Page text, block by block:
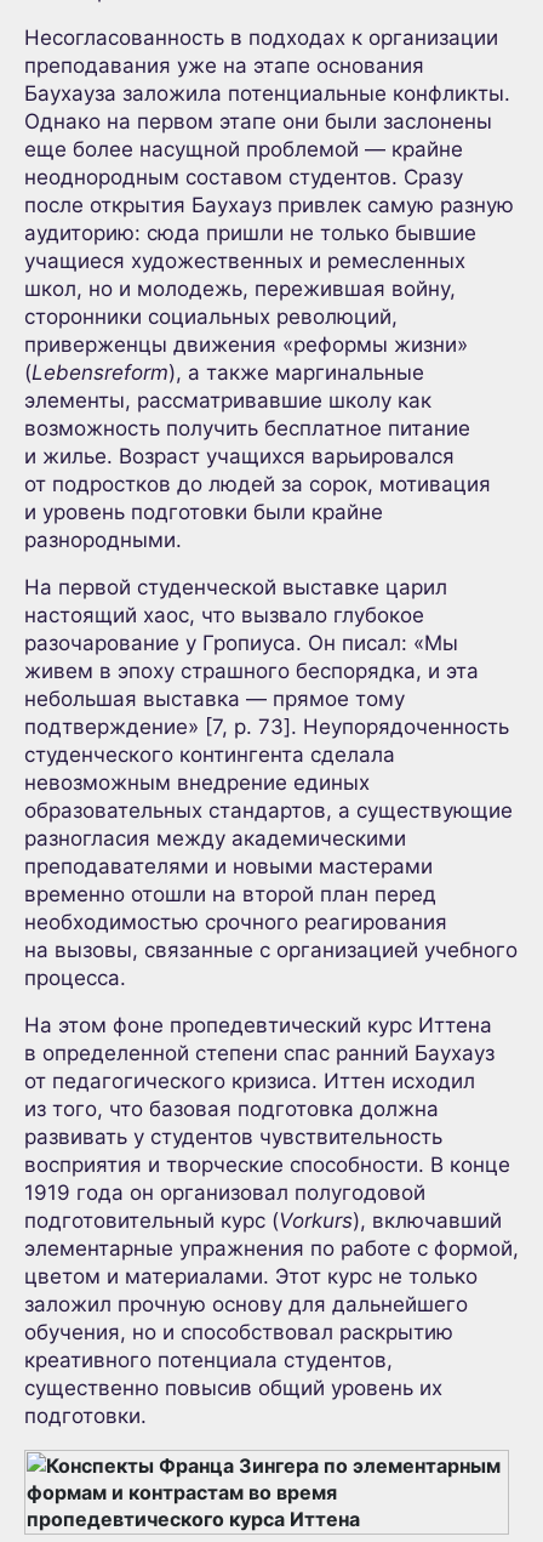
Несогласованность в подходах к организации
преподавания уже на этапе основания
Баухауза заложила потенциальные конфликты.
Однако на первом этапе они были заслонены
еще более насущной проблемой — крайне
неоднородным составом студентов. Сразу
после открытия Баухауз привлек самую разную
аудиторию: сюда пришли не только бывшие
учащиеся художественных и ремесленных
школ, но и молодежь, пережившая войну,
сторонники социальных революций,
приверженцы движения «реформы жизни»
(Lebensreform), а также маргинальные
элементы, рассматривавшие школу как
возможность получить бесплатное питание
и жилье. Возраст учащихся варьировался
от подростков до людей за сорок, мотивация
и уровень подготовки были крайне
разнородными.
На первой студенческой выставке царил
настоящий хаос, что вызвало глубокое
разочарование у Гропиуса. Он писал: «Мы
живем в эпоху страшного беспорядка, и эта
небольшая выставка — прямое тому
подтверждение» [7, p. 73]. Неупорядоченность
студенческого контингента сделала
невозможным внедрение единых
образовательных стандартов, а существующие
разногласия между академическими
преподавателями и новыми мастерами
временно отошли на второй план перед
необходимостью срочного реагирования
на вызовы, связанные с организацией учебного
процесса.
На этом фоне пропедевтический курс Иттена
в определенной степени спас ранний Баухауз
от педагогического кризиса. Иттен исходил
из того, что базовая подготовка должна
развивать у студентов чувствительность
восприятия и творческие способности. В конце
1919 года он организовал полугодовой
подготовительный курс (Vorkurs), включавший
элементарные упражнения по работе с формой,
цветом и материалами. Этот курс не только
заложил прочную основу для дальнейшего
обучения, но и способствовал раскрытию
креативного потенциала студентов,
существенно повысив общий уровень их
подготовки.